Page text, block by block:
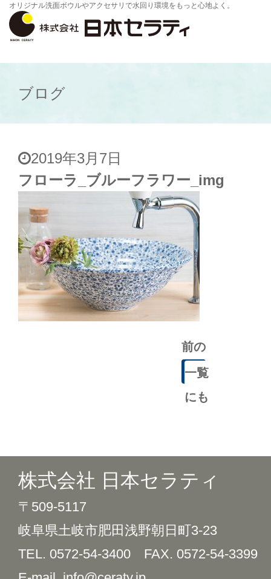
オリジナル洗面ボウルやアクセサリで水回り環境をもっと心地よく。
ブログ
2019年3月7日
フローラ_ブルーフラワー_img
前の
記事
一覧
にも
株式会社 日本セラティ
〒509-5117
岐阜県土岐市肥田浅野朝日町3-23
TEL. 0572-54-3400 FAX. 0572-54-3399